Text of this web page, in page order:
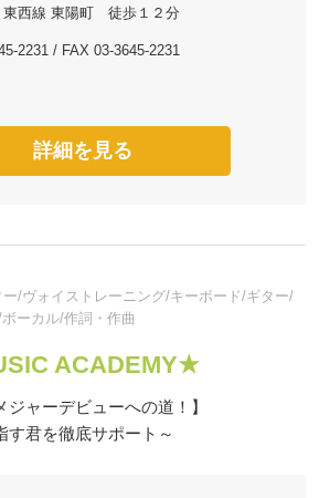
西線 東陽町 徒歩１２分
2231 / FAX 03-3645-2231
詳細を見る
/ヴォイストレーニング/キーボード/ギター/
ーカル/作詞・作曲
ACADEMY★
ジャーデビューへの道！】
す君を徹底サポート～